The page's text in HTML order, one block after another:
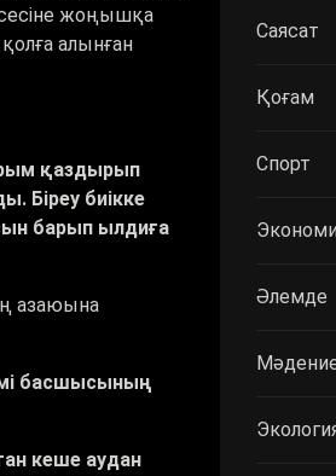
жоңышқа
алынған
қаздырып
Біреу биікке
барып ылдиға
азаюына
басшысының
кеше аудан
Саясат
Қоғам
Спорт
Әлемде